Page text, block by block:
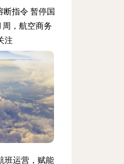
断指令 暂停国
周，航空商务
注
08 00:48:29
班运营，赋能